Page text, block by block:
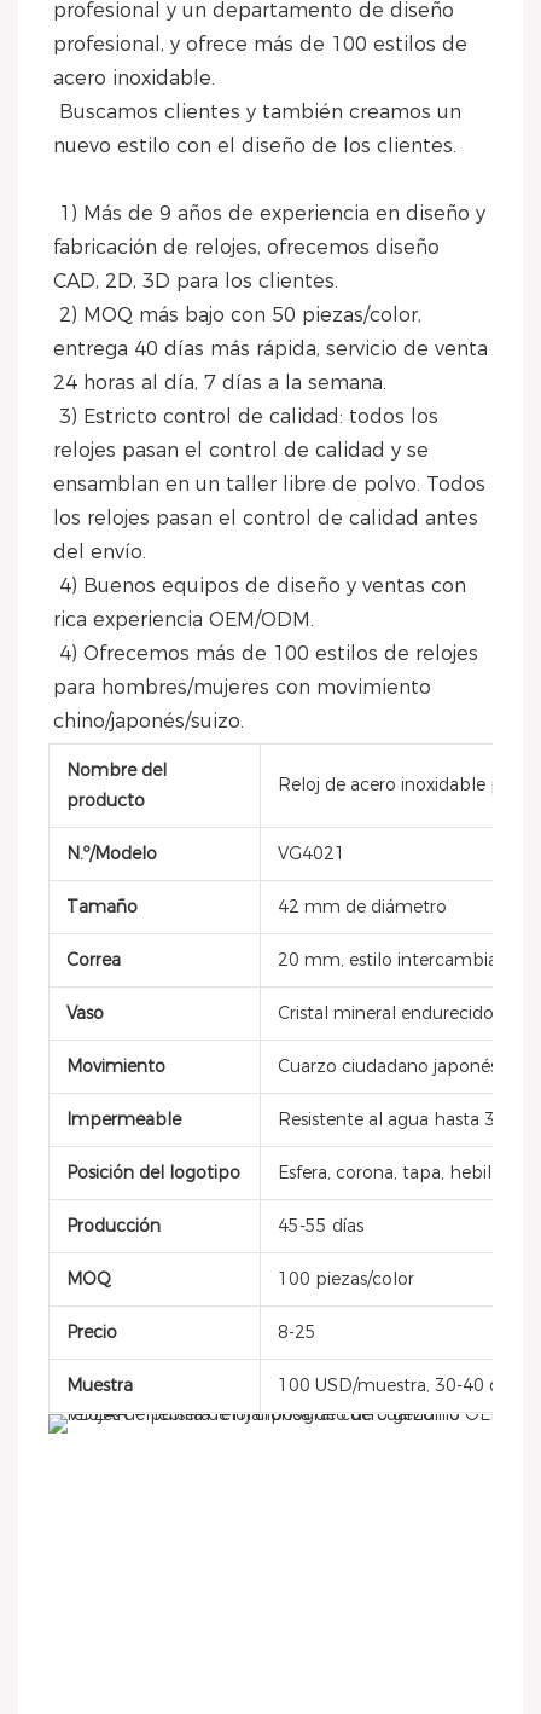
profesional y un departamento de diseño
profesional, y ofrece más de 100 estilos de
acero inoxidable.
nuevo estilo con el diseño de los clientes.
fabricación de relojes, ofrecemos diseño
CAD, 2D, 3D para los clientes.
entrega 40 días más rápida, servicio de venta
24 horas al día, 7 días a la semana.
relojes pasan el control de calidad y se
ensamblan en un taller libre de polvo. Todos
los relojes pasan el control de calidad antes
del envío.
rica experiencia OEM/ODM.
para hombres/mujeres con movimiento
chino/japonés/suizo.
Nombre del
producto
Reloj de acero inoxidable para
N.º/Modelo VG4021
Tamaño 42 mm de diámetro
Correa 20 mm, estilo intercambiable,
Vaso Cristal mineral endurecido
Movimiento Cuarzo ciudadano japonés
Impermeable Resistente al agua hasta 3 atm
Posición del logotipo Esfera, corona, tapa, hebilla,
Producción 45-55 días
MOQ 100 piezas/color
Precio 8-25
Muestra 100 USD/muestra, 30-40 días